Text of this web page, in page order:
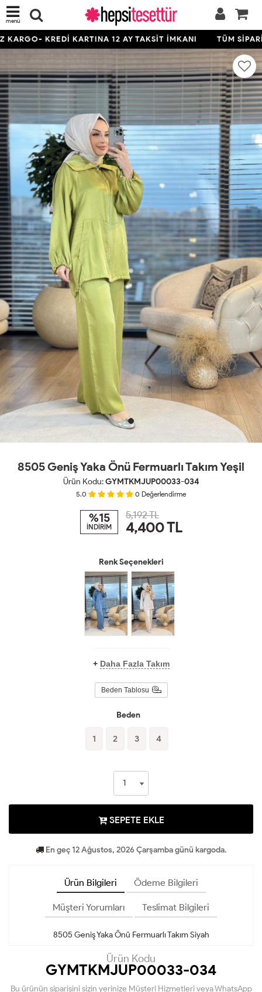
menü
KREDİ KARTINA 12 AY TAKSİT İMKANI TÜM
8505 Geniş Yaka Önü Fermuarlı Takım Yeşil
Ürün Kodu:GYMTKMJUP00033-034
5.0 0 Değerlendirme
%15
İNDİRİM
5,192 TL
4,400TL
Renk Seçenekleri
+ Daha Fazla Takım
Beden Tablosu
Beden
1 2 3 4
SEPETE EKLE
En geç 12 Ağustos, 2026 Çarşamba günü kargoda.
Ürün Bilgileri Ödeme Bilgileri
Müşteri Yorumları Teslimat Bilgileri
8505 Geniş Yaka Önü Fermuarlı Takım Siyah
Ürün Kodu
GYMTKMJUP00033-034
Bu ürünün siparişini sizin yerinize Müşteri Hizmetleri veya WhatsApp